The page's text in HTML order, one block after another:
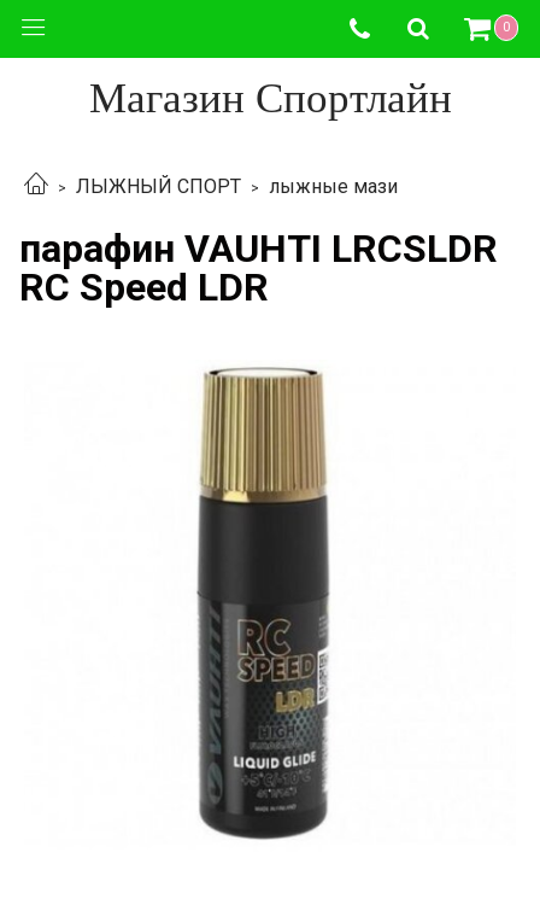
0
Магазин Спортлайн
ЛЫЖНЫЙ СПОРТ лыжные мази
парафин VAUHTI LRCSLDR
RC Speed LDR